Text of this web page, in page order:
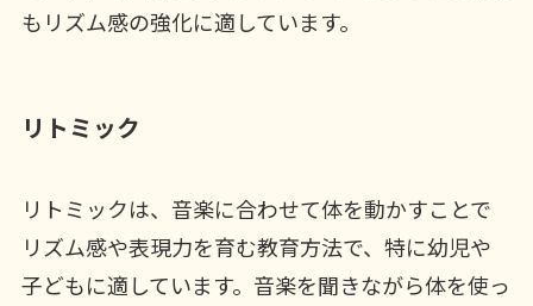
もリズム感の強化に適しています。
リトミック
リトミックは、音楽に合わせて体を動かすことで
リズム感や表現力を育む教育方法で、特に幼児や
子どもに適しています。音楽を聞きながら体を使っ